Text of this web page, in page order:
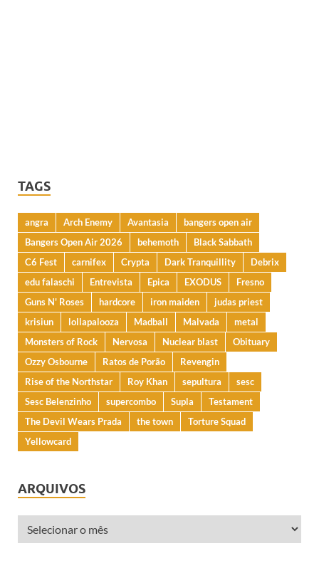
TAGS
angra Arch Enemy Avantasia
bangers open air
Bangers Open Air 2026
behemoth
Black Sabbath
C6 Fest
carnifex Crypta Dark Tranquillity
Debrix
edu falaschi
Entrevista Epica EXODUS
Fresno
Guns N' Roses
hardcore iron maiden
judas priest
krisiun
lollapalooza Madball Malvada
metal
Monsters of Rock
Nervosa Nuclear blast
Obituary
Ozzy Osbourne
Ratos de Porão
Revengin
Rise of the Northstar
Roy Khan sepultura
sesc
Sesc Belenzinho
supercombo Supla
Testament
The Devil Wears Prada
the town
Torture Squad
Yellowcard
ARQUIVOS